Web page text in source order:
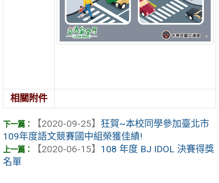
相關附件
【2020-09-25】 狂賀~本校同學參加臺北市
109年度語文競賽國中組榮獲佳績!
【2020-06-15】 108 年度 BJ IDOL 決賽得獎
名單